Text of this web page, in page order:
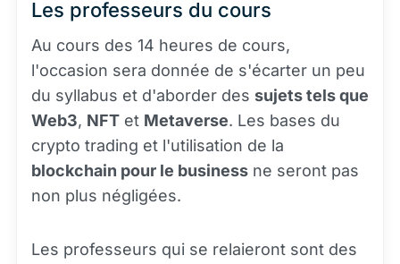
Les professeurs du cours
Au cours des 14 heures de cours,
l'occasion sera donnée de s'écarter un peu
du syllabus et d'aborder des sujets tels que
Web3, NFT et Metaverse. Les bases du
crypto trading et l'utilisation de la
blockchain pour le business ne seront pas
non plus négligées.
Les professeurs qui se relaieront sont des